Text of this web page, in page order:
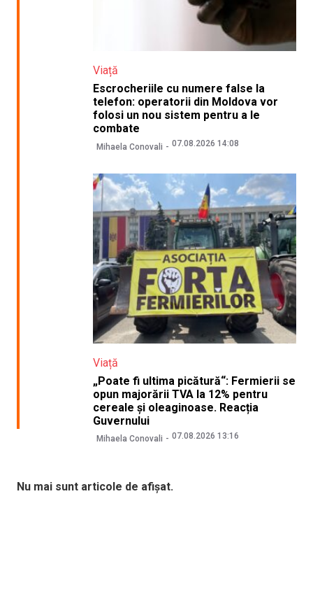
Viață
Escrocheriile cu numere false la
telefon: operatorii din Moldova vor
folosi un nou sistem pentru a le
combate
Mihaela Conovali 07.08.2026 14:08
Viață
„Poate fi ultima picătură“: Fermierii se
opun majorării TVA la 12% pentru
cereale și oleaginoase. Reacția
Guvernului
Mihaela Conovali 07.08.2026 13:16
Nu mai sunt articole de afișat.